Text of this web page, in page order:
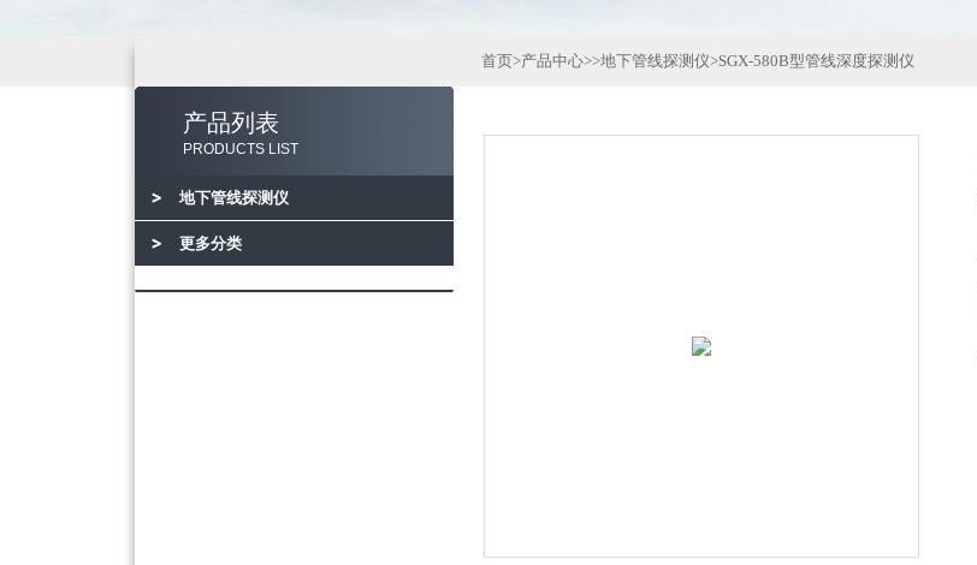
产品列表
PRODUCTS LIST
地下管线探测仪
更多分类
首页>产品中心>>地下管线探测仪>SGX-580B型管线深度探测仪